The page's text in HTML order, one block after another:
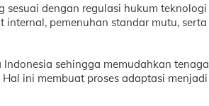
sesuai dengan regulasi hukum teknologi
pemenuhan standar mutu, serta
sehingga memudahkan tenaga
ini membuat proses adaptasi menjadi